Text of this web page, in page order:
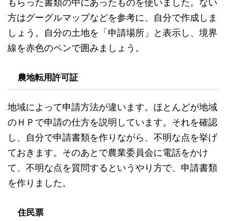
方はグーグルマップなどを参考に、自分で作成しま
しょう。自分の土地を「申請場所」と表示し、境界
線を赤色のペンで囲みましょう。
農地転用許可証
地域によって申請方法が違います。ほとんどが地域
のＨＰで申請の仕方を説明しています。それを確認
し、自分で申請書類を作りながら、不明な点を挙げ
ておきます。そのあとで農業委員会に電話をかけ
て、不明な点を質問するというやり方で、申請書類
を作りました。
住民票